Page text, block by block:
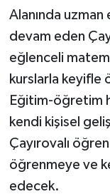
Alanında uzman
devam eden
eğlenceli
kurslarla keyifle
Eğitim-öğretim
kendi kişisel
Çayırovalı
öğrenmeye ve
edecek.